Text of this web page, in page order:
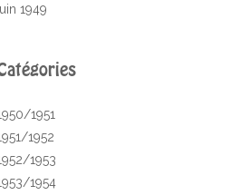
1949
1951
1952
1953
1954